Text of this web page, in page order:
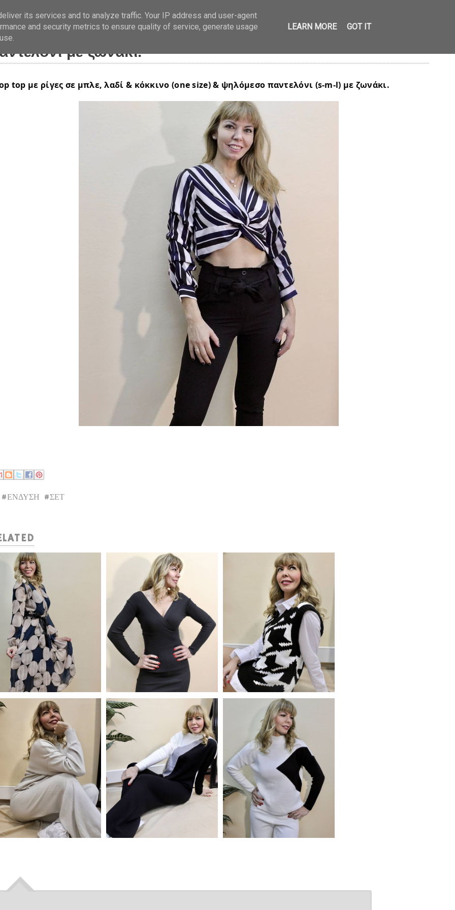
top με ρίγες σε μπλε, λαδί & κόκκινο & ψηλόμεσο
με ζωνάκι.
top με ρίγες σε μπλε, λαδί & κόκκινο (one size) & ψηλόμεσο παντελόνι (s-m-l) με ζωνάκι.
#ΕΝΔΥΣΗ #ΣΕΤ
its services and to analyze traffic. Your IP address and user-agent
and security metrics to ensure quality of service, generate usage
LEARN MORE GOT IT